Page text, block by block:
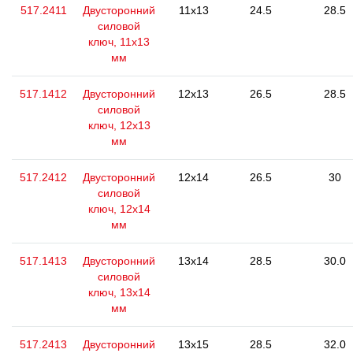
517.2411
Двусторонний
силовой
ключ, 11x13
мм
11x13 24.5 28.5
517.1412
Двусторонний
силовой
ключ, 12x13
мм
12x13 26.5 28.5
517.2412
Двусторонний
силовой
ключ, 12x14
мм
12x14 26.5 30
517.1413
Двусторонний
силовой
ключ, 13x14
мм
13x14 28.5 30.0
517.2413
Двусторонний
13x15 28.5 32.0